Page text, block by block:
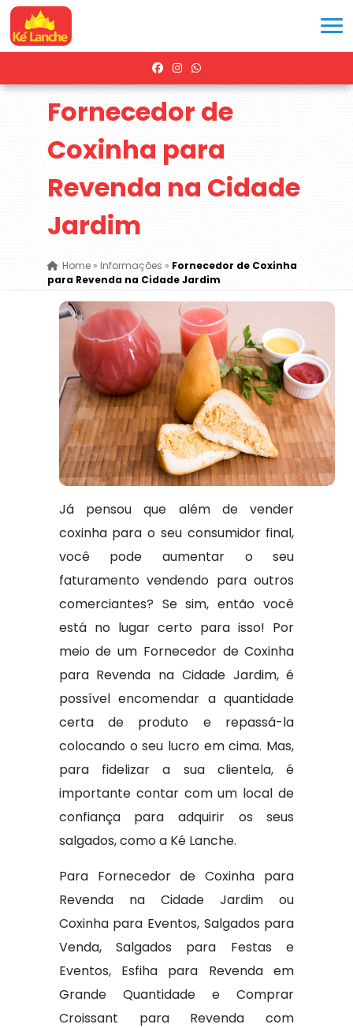
Fornecedor de
Coxinha para
Revenda na Cidade
Jardim
Home» Informações » Fornecedor de Coxinha
para Revenda na Cidade Jardim
Já pensou que além de vender
coxinha para o seu consumidor final,
você pode aumentar o seu
faturamento vendendo para outros
comerciantes? Se sim, então você
está no lugar certo para isso! Por
meio de um Fornecedor de Coxinha
para Revenda na Cidade Jardim, é
possível encomendar a quantidade
certa de produto e repassá-la
colocando o seu lucro em cima. Mas,
para fidelizar a sua clientela, é
importante contar com um local de
confiança para adquirir os seus
salgados, como a Ké Lanche.
Para Fornecedor de Coxinha para
Revenda na Cidade Jardim ou
Coxinha para Eventos, Salgados para
Venda, Salgados para Festas e
Eventos, Esfiha para Revenda em
Grande Quantidade e Comprar
Croissant para Revenda com